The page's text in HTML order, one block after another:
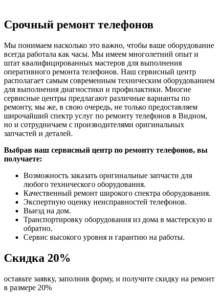
Срочный ремонт телефонов
Мы понимаем насколько это важно, чтобы ваше оборудование
всегда работала как часы. Мы имеем многолетний опыт и
штат квалифицированных мастеров для выполнения
оперативного ремонта телефонов. Наш сервисный центр
располагает самым современным техническим оборудованием
для выполнения диагностики и профилактики. Многие
сервисные центры предлагают различные варианты по
ремонту, мы же, в свою очередь, не только предоставляем
широчайший спектр услуг по ремонту телефонов в Видном,
но и сотрудничаем с производителями оригинальных
запчастей и деталей.
Выбрав наш сервисный центр по ремонту телефонов, вы
получаете:
Возможность заказать оригинальные запчасти для
любого технического оборудования.
Качественный ремонт широкого спектра оборудования.
Экспертную оценку неисправностей телефонов.
Выезд на дом.
Транспортировку оборудования из дома в мастерскую и
обратно.
Сервис высокого уровня и гарантию на работы.
Скидка 20%
оставьте заявку, заполнив форму, и получите скидку на ремонт
в размере 20%